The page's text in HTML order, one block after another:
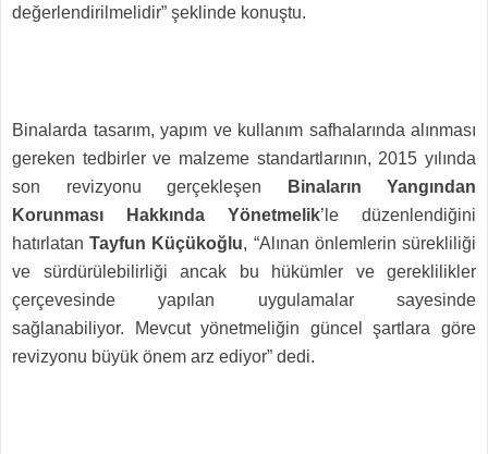
değerlendirilmelidir” şeklinde konuştu.
Binalarda tasarım, yapım ve kullanım safhalarında alınması
gereken tedbirler ve malzeme standartlarının, 2015 yılında
son revizyonu gerçekleşen
Binaların Yangından
Korunması Hakkında Yönetmelik’le düzenlendiğini
hatırlatanTayfun Küçükoğlu, “Alınan önlemlerin sürekliliği
ve sürdürülebilirliği ancak bu hükümler ve gereklilikler
çerçevesinde yapılan uygulamalar sayesinde
sağlanabiliyor. Mevcut yönetmeliğin güncel şartlara göre
revizyonu büyük önem arz ediyor” dedi.